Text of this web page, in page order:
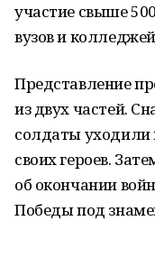
участие свыше
вузов и
Представление
из двух частей.
солдаты
своих героев.
об окончании
Победы под